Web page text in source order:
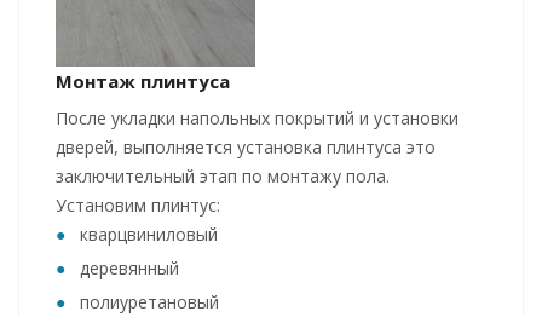
Монтаж плинтуса
После укладки напольных покрытий и установки
дверей, выполняется установка плинтуса это
заключительный этап по монтажу пола.
Установим плинтус:
кварцвиниловый
деревянный
полиуретановый